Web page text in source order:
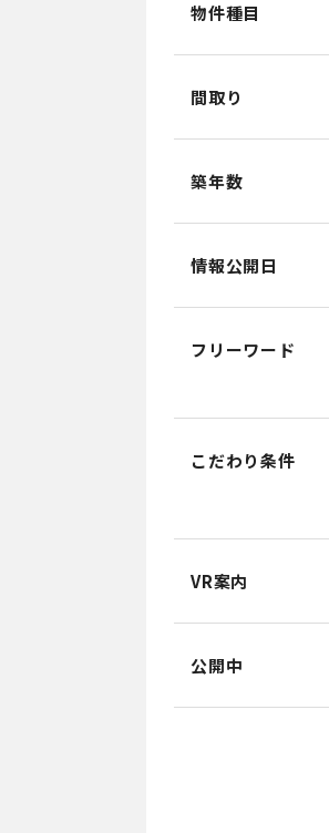
物件種目
間取り
築年数
情報公開日
フリーワード
こだわり条件
VR案内
公開中